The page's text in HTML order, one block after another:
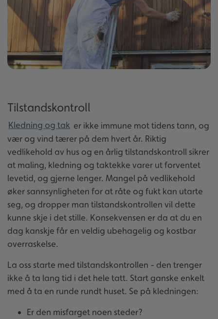
Tilstandskontroll
Kledning og tak er ikke immune mot tidens tann, og
vær og vind tærer på dem hvert år. Riktig
vedlikehold av hus og en årlig tilstandskontroll sikrer
at maling, kledning og taktekke varer ut forventet
levetid, og gjerne lenger. Mangel på vedlikehold
øker sannsynligheten for at råte og fukt kan utarte
seg, og dropper man tilstandskontrollen vil dette
kunne skje i det stille. Konsekvensen er da at du en
dag kanskje får en veldig ubehagelig og kostbar
overraskelse.
La oss starte med tilstandskontrollen - den trenger
ikke å ta lang tid i det hele tatt. Start ganske enkelt
med å ta en runde rundt huset. Se på kledningen:
Er den misfarget noen steder?